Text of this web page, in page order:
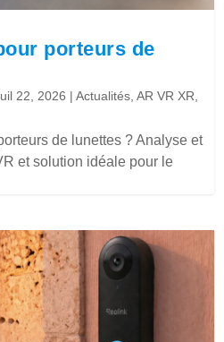
porteurs de
22, 2026 |Actualités ,AR VR XR
de lunettes ? Analyse et
et solution idéale pour le